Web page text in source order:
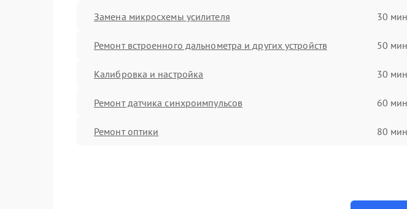
Замена микросхемы усилителя 30 мин
Ремонт встроенного дальнометра и других устройств 50 мин
Калибровка и настройка 30 мин
Ремонт датчика синхроимпульсов 60 мин
Ремонт оптики 80 мин